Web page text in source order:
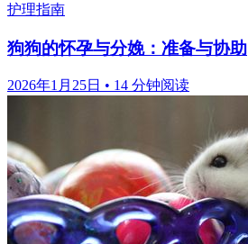
护理指南
狗狗的怀孕与分娩：准备与协助
2026年1月25日 • 14 分钟阅读